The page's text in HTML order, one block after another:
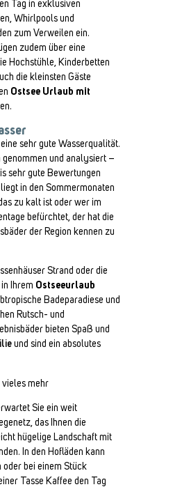
Tag in exklusiven
Whirlpools und
zum Verweilen ein.
zudem über eine
Hochstühle, Kinderbetten
die kleinsten Gäste
Ostsee Urlaub mit
eine sehr gute Wasserqualität.
genommen und analysiert –
sehr gute Bewertungen
in den Sommermonaten
zu kalt ist oder wer im
befürchtet, der hat die
der Region kennen zu
Strand oder die
Ihrem Ostseeurlaub
Badeparadiese und
Rutsch- und
bieten Spaß und
und sind ein absolutes
vieles mehr
Sie ein weit
das Ihnen die
hügelige Landschaft mit
In den Hofläden kann
oder bei einem Stück
Tasse Kaffee den Tag